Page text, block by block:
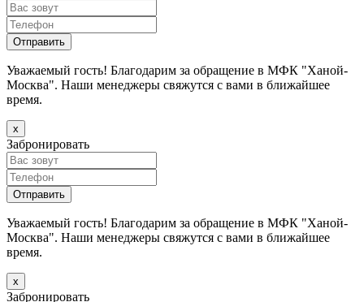
Уважаемый гость! Благодарим за обращение в МФК "Ханой-
Москва". Наши менеджеры свяжутся с вами в ближайшее
время.
х
Забронировать
Уважаемый гость! Благодарим за обращение в МФК "Ханой-
Москва". Наши менеджеры свяжутся с вами в ближайшее
время.
х
Забронировать